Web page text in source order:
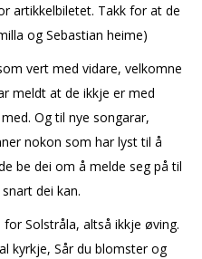
artikkelbiletet. Takk for at de
og Sebastian heime)
vert med vidare, velkomne
meldt at de ikkje er med
Og til nye songarar,
nokon som har lyst til å
be dei om å melde seg på til
dei kan.
Solstråla, altså ikkje øving.
kyrkje, Sår du blomster og